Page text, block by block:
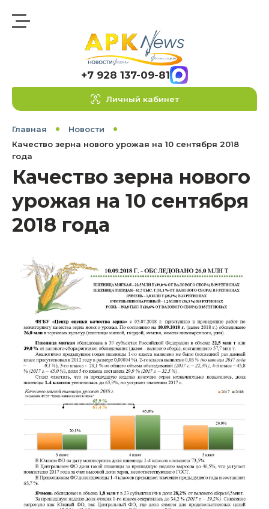
+7 928 137-09-81
Личный кабинет
Главная
Новости
Качество зерна нового урожая на 10 сентября 2018
года
Качество зерна нового
урожая на 10 сентября
2018 года